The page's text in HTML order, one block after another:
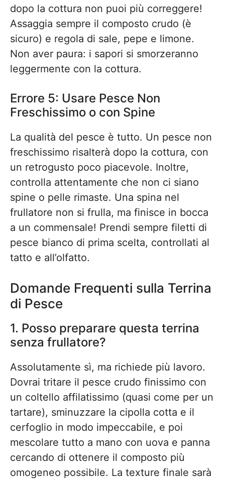
dopo la cottura non puoi più correggere!
Assaggia sempre il composto crudo (è
sicuro) e regola di sale, pepe e limone.
Non aver paura: i sapori si smorzeranno
leggermente con la cottura.
Errore 5: Usare Pesce Non
Freschissimo o con Spine
La qualità del pesce è tutto. Un pesce non
freschissimo risalterà dopo la cottura, con
un retrogusto poco piacevole. Inoltre,
controlla attentamente che non ci siano
spine o pelle rimaste. Una spina nel
frullatore non si frulla, ma finisce in bocca
a un commensale! Prendi sempre filetti di
pesce bianco di prima scelta, controllati al
tatto e all’olfatto.
Domande Frequenti sulla Terrina
di Pesce
1. Posso preparare questa terrina
senza frullatore?
Assolutamente sì, ma richiede più lavoro.
Dovrai tritare il pesce crudo finissimo con
un coltello affilatissimo (quasi come per un
tartare), sminuzzare la cipolla cotta e il
cerfoglio in modo impeccabile, e poi
mescolare tutto a mano con uova e panna
cercando di ottenere il composto più
omogeneo possibile. La texture finale sarà